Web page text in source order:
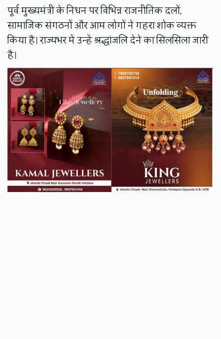
पूर्व मुख्यमंत्री के निधन पर विभिन्न राजनीतिक दलों,
सामाजिक संगठनों और आम लोगों ने गहरा शोक व्यक्त
किया है। राज्यभर में उन्हें श्रद्धांजलि देने का सिलसिला जारी
है।